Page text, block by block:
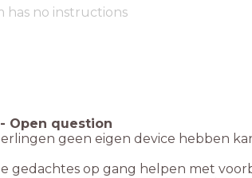
has no instructions
- Open question
geen eigen device hebben
gedachtes op gang helpen met